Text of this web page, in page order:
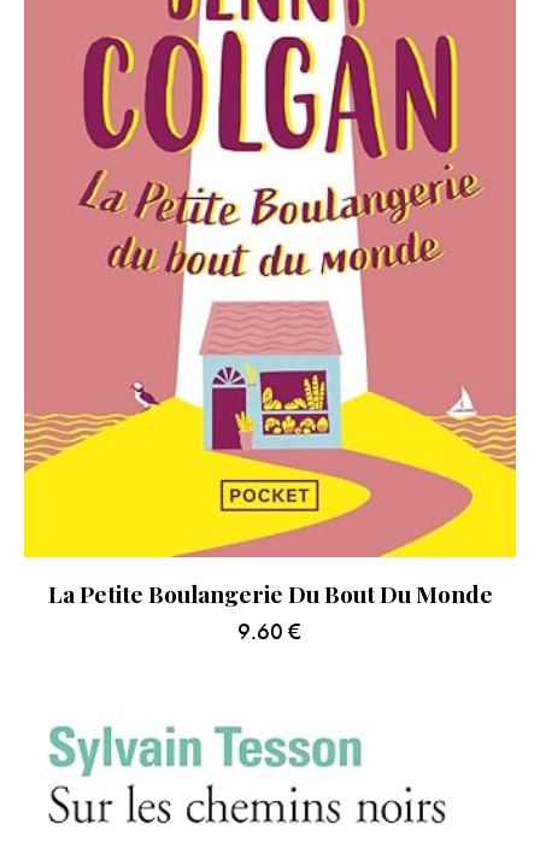
La Petite Boulangerie Du Bout Du Monde
9.60 €